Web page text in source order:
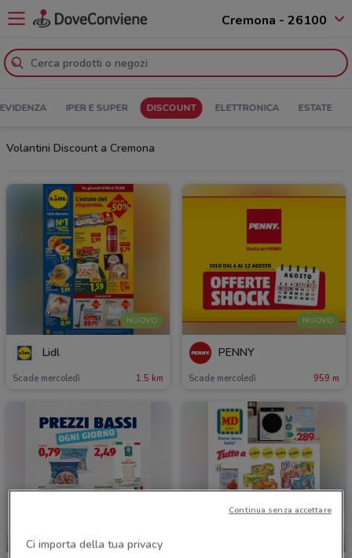
Cremona - 26100
IPER E SUPER DISCOUNT ELETTRONICA ESTATE
Volantini Discount a Cremona
NUOVO
Lidl
Scade mercoledì 1.5 km
NUOVO
PENNY
Scade mercoledì 959 m
-3 GIORNI
Ci importa della tua privacy
Continua senza accettare